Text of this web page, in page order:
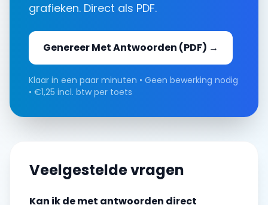
grafieken. Direct als PDF.
GenereerMet Antwoorden (PDF) →
Klaar in een paar minuten • Geen bewerking nodig
• €1,25 incl. btw per toets
Veelgestelde vragen
Kan ik demet antwoorden direct